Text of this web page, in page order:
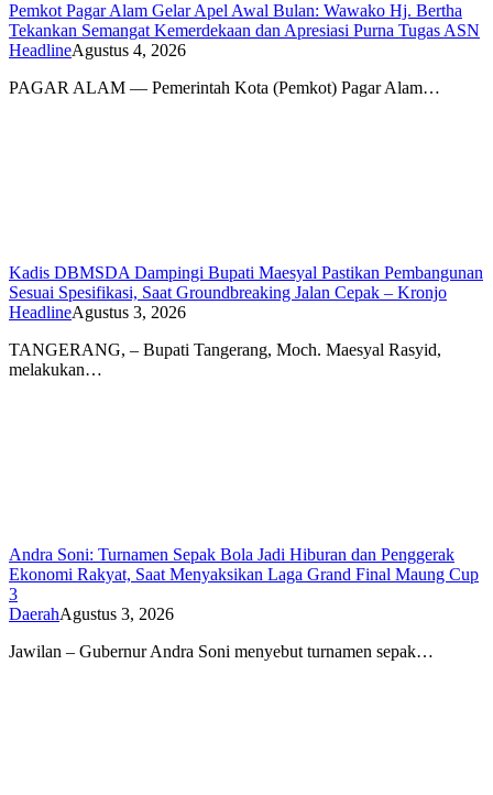
Pemkot Pagar Alam Gelar Apel Awal Bulan: Wawako Hj. Bertha
Tekankan Semangat Kemerdekaan dan Apresiasi Purna Tugas ASN
HeadlineAgustus 4, 2026
PAGAR ALAM — Pemerintah Kota (Pemkot) Pagar Alam…
Kadis DBMSDA Dampingi Bupati Maesyal Pastikan Pembangunan
Sesuai Spesifikasi, Saat Groundbreaking Jalan Cepak – Kronjo
HeadlineAgustus 3, 2026
TANGERANG, – Bupati Tangerang, Moch. Maesyal Rasyid,
melakukan…
Andra Soni: Turnamen Sepak Bola Jadi Hiburan dan Penggerak
Ekonomi Rakyat, Saat Menyaksikan Laga Grand Final Maung Cup
3
DaerahAgustus 3, 2026
Jawilan – Gubernur Andra Soni menyebut turnamen sepak…